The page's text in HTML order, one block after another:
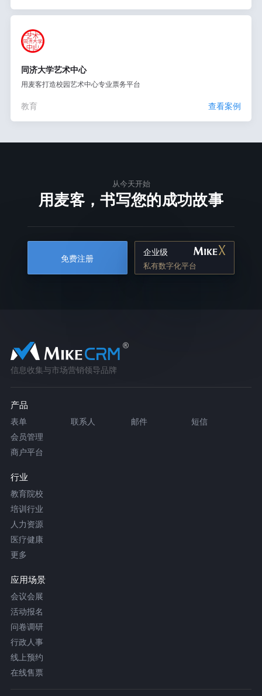
同济大学艺术中心
用麦客打造校园艺术中心专业票务平台
教育 查看案例
从今天开始
用麦客，书写您的成功故事
免费注册
企业级
私有数字化平台
信息收集与市场营销领导品牌
产品
表单 联系人 邮件
短信
会员管理
商户平台
行业
教育院校
培训行业
人力资源
医疗健康
更多
应用场景
会议会展
活动报名
问卷调研
行政人事
线上预约
在线售票